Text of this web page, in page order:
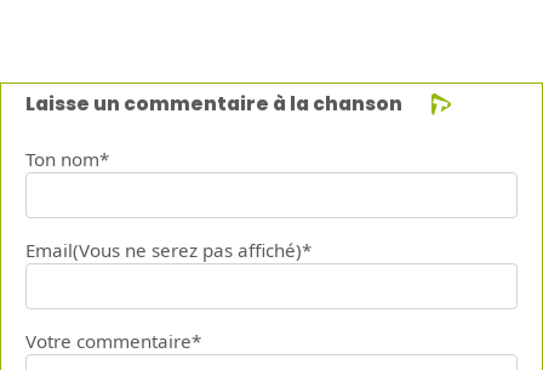
Laisse un commentaire à la chanson
Ton nom*
Email(Vous ne serez pas affiché)*
Votre commentaire*